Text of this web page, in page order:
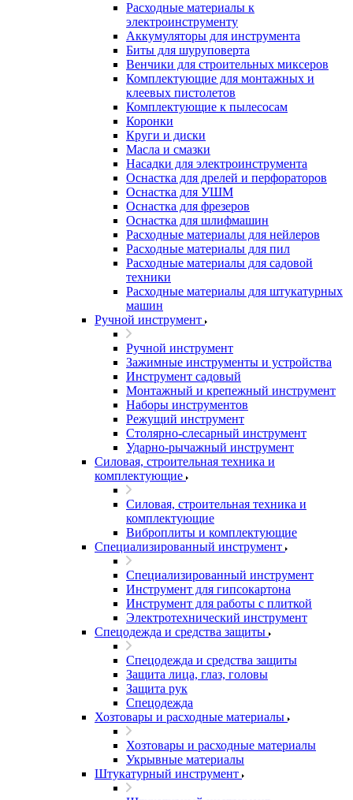
Расходные материалы к
электроинструменту
Аккумуляторы для инструмента
Биты для шуруповерта
Венчики для строительных миксеров
Комплектующие для монтажных и
клеевых пистолетов
Комплектующие к пылесосам
Коронки
Круги и диски
Масла и смазки
Насадки для электроинструмента
Оснастка для дрелей и перфораторов
Оснастка для УШМ
Оснастка для фрезеров
Оснастка для шлифмашин
Расходные материалы для нейлеров
Расходные материалы для пил
Расходные материалы для садовой
техники
Расходные материалы для штукатурных
машин
Ручной инструмент
Ручной инструмент
Зажимные инструменты и устройства
Инструмент садовый
Монтажный и крепежный инструмент
Наборы инструментов
Режущий инструмент
Столярно-слесарный инструмент
Ударно-рычажный инструмент
Силовая, строительная техника и
комплектующие
Силовая, строительная техника и
комплектующие
Виброплиты и комплектующие
Специализированный инструмент
Специализированный инструмент
Инструмент для гипсокартона
Инструмент для работы с плиткой
Электротехнический инструмент
Спецодежда и средства защиты
Спецодежда и средства защиты
Защита лица, глаз, головы
Защита рук
Спецодежда
Хозтовары и расходные материалы
Хозтовары и расходные материалы
Укрывные материалы
Штукатурный инструмент